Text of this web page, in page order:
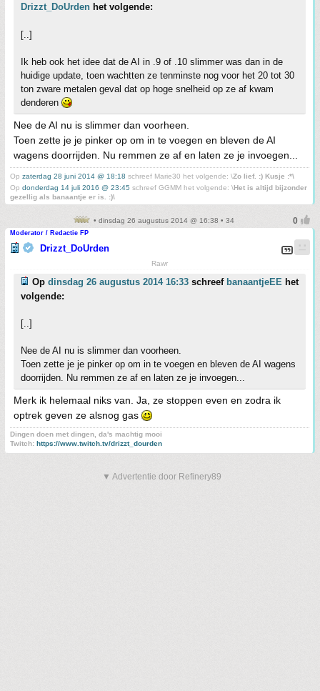
Drizzt_DoUrden het volgende:
[..]
Ik heb ook het idee dat de AI in .9 of .10 slimmer was dan in de
huidige update, toen wachtten ze tenminste nog voor het 20 tot 30
ton zware metalen geval dat op hoge snelheid op ze af kwam
denderen
Nee de AI nu is slimmer dan voorheen.
Toen zette je je pinker op om in te voegen en bleven de AI
wagens doorrijden. Nu remmen ze af en laten ze je invoegen...
Op zaterdag 28 juni 2014 @ 18:18 schreef Marie30 het volgende: \Zo lief. :) Kusje :*\
Op donderdag 14 juli 2016 @ 23:45 schreef GGMM het volgende: \Het is altijd bijzonder
gezellig als banaantje er is. :)\
• dinsdag 26 augustus 2014 @ 16:38 • 34
Moderator / Redactie FP
Drizzt_DoUrden
Rawr
Op dinsdag 26 augustus 2014 16:33 schreef banaantjeEE het
volgende:
[..]
Nee de AI nu is slimmer dan voorheen.
Toen zette je je pinker op om in te voegen en bleven de AI wagens
doorrijden. Nu remmen ze af en laten ze je invoegen...
Merk ik helemaal niks van. Ja, ze stoppen even en zodra ik
optrek geven ze alsnog gas
Dingen doen met dingen, da's machtig mooi
Twitch: https://www.twitch.tv/drizzt_dourden
▼ Advertentie door Refinery89